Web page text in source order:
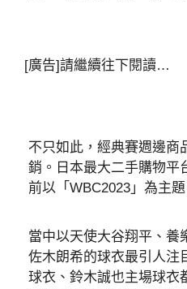
[廣告]請繼續往下閱讀…
不只如此，經典賽週邊商
銷。日本最大二手購物平
前以「WBC2023」為主
當中以天使大谷翔平、養
佐木朗希的球衣最引人注
球衣、鈴木誠也主場球衣